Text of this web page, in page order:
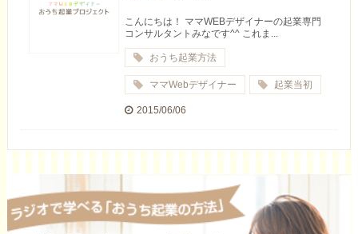
こんにちは！ ママWEBデザイナーの起業専門
コンサルタントみなです^^ これま...
おうち起業方法
ママWebデザイナー 起業当初
2015/06/06